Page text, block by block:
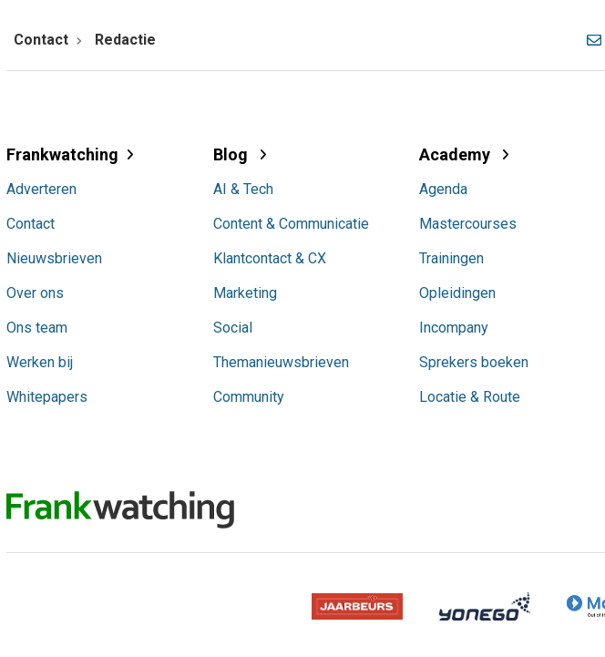
Contact Redactie
Frankwatching
Adverteren
Contact
Nieuwsbrieven
Over ons
Ons team
Werken bij
Whitepapers
Blog
AI & Tech
Content & Communicatie
Klantcontact & CX
Marketing
Social
Themanieuwsbrieven
Community
Academy
Agenda
Mastercourses
Trainingen
Opleidingen
Incompany
Sprekers boeken
Locatie & Route